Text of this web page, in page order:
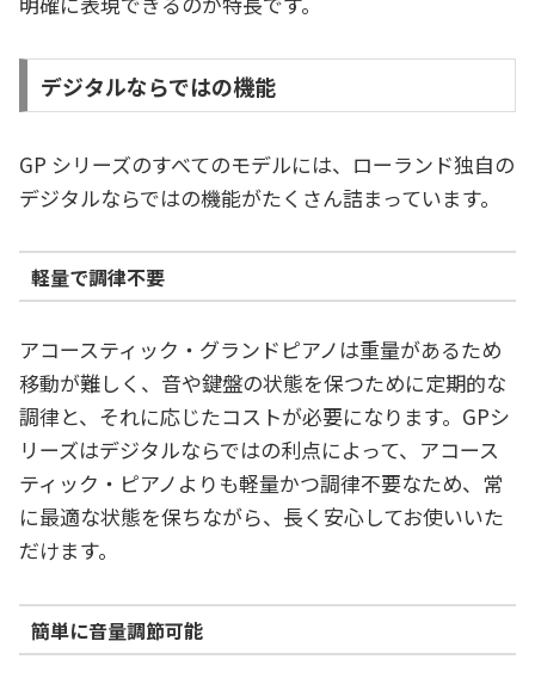
デジタルならではの機能
GP シリーズのすべてのモデルには、ローランド独自の
デジタルならではの機能がたくさん詰まっています。
軽量で調律不要
アコースティック・グランドピアノは重量があるため
移動が難しく、音や鍵盤の状態を保つために定期的な
調律と、それに応じたコストが必要になります。GPシ
リーズはデジタルならではの利点によって、アコース
ティック・ピアノよりも軽量かつ調律不要なため、常
に最適な状態を保ちながら、長く安心してお使いいた
だけます。
簡単に音量調節可能